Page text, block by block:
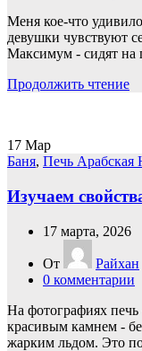
Меня кое-что
девушки чувствуют
Максимум - сидят на
Продолжить чтение
17 Мар
Баня, Печь Арабская
Изучаем
17 марта, 2026
От
Райхан
0 комментарии
На фотографиях
красивым камнем -
жарким льдом. Это